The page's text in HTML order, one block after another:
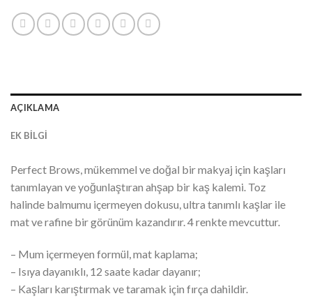
AÇIKLAMA
EK BILGI
Perfect Brows, mükemmel ve doğal bir makyaj için kaşları
tanımlayan ve yoğunlaştıran ahşap bir kaş kalemi. Toz
halinde balmumu içermeyen dokusu, ultra tanımlı kaşlar ile
mat ve rafine bir görünüm kazandırır. 4 renkte mevcuttur.
– Mum içermeyen formül, mat kaplama;
– Isıya dayanıklı, 12 saate kadar dayanır;
– Kaşları karıştırmak ve taramak için fırça dahildir.